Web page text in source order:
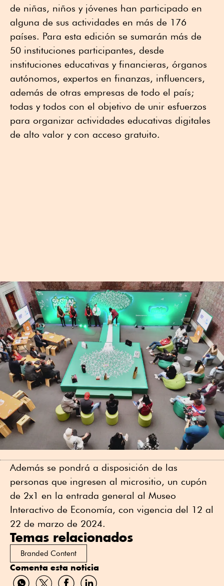
de niñas, niños y jóvenes han participado en
alguna de sus actividades en más de 176
países. Para esta edición se sumarán más de
50 instituciones participantes, desde
instituciones educativas y financieras, órganos
autónomos, expertos en finanzas, influencers,
además de otras empresas de todo el país;
todas y todos con el objetivo de unir esfuerzos
para organizar actividades educativas digitales
de alto valor y con acceso gratuito.
Además se pondrá a disposición de las
personas que ingresen al micrositio, un cupón
de 2x1 en la entrada general al Museo
Interactivo de Economía, con vigencia del 12 al
22 de marzo de 2024.
Temas relacionados
Branded Content
Comenta esta noticia